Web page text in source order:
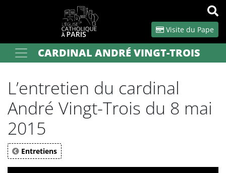
Visite du Pape
Votre recherche OK
CARDINAL ANDRÉ VINGT-TROIS
L’entretien du cardinal
André Vingt-Trois du 8 mai
2015
Entretiens
Panneau de gestion des cookies